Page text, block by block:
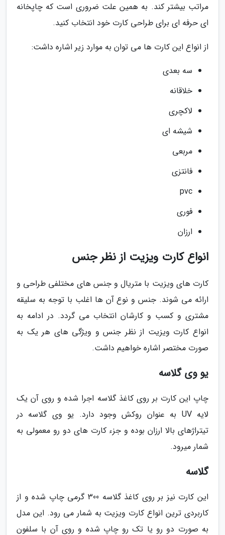
مراتب بیشتر کند. به همین علت ضروری است که چاپخانه
ای حرفه ای برای طراحی کارت خود انتخاب کنید.
از انواع این کارت ها می توان به موارد زیر اشاره داشت:
سه بعدی
خلاقانه
لاکچری
شیشه ای
مربعی
فانتزی
pvc
فوری
ارزان
انواع کارت ویزیت از نظر جنس
کارت های ویزیت با متریال و جنس های مختلفی طراحی و
ارائه می شوند. جنس و نوع آن ها اغلب با توجه به سلیقه
مشتری و کسب و کارشان انتخاب می گردد. در ادامه به
انواع کارت ویزیت از نظر جنس و ویژگی های هر یک به
صورت مختصر اشاره خواهیم داشت.
یو وی گلاسه
چاپ این کارت بر روی کاغذ گلاسه اجرا شده و روی آن یک
لایه UV به عنوان روکش وجود دارد. یو وی گلاسه در
تیتراژهای بالا ارزان بوده و جزء کارت های دو رو معمولی به
شمار میرود.
گلاسه
این کارت نیز بر روی کاغذ گلاسه 300 گرمی چاپ شده و از
کاربردی ترین انواع کارت ویزیت به شمار می رود. این مدل
به صورت دو رو یا تک رو چاپ شده و روی آن با سلفون